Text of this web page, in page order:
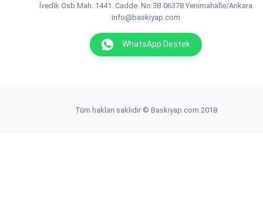
İvedik Osb Mah. 1441. Cadde. No:3B 06378 Yenimahalle/Ankara
info@baskiyap.com
WhatsApp Destek
Tüm hakları saklıdır © Baskiyap.com 2018